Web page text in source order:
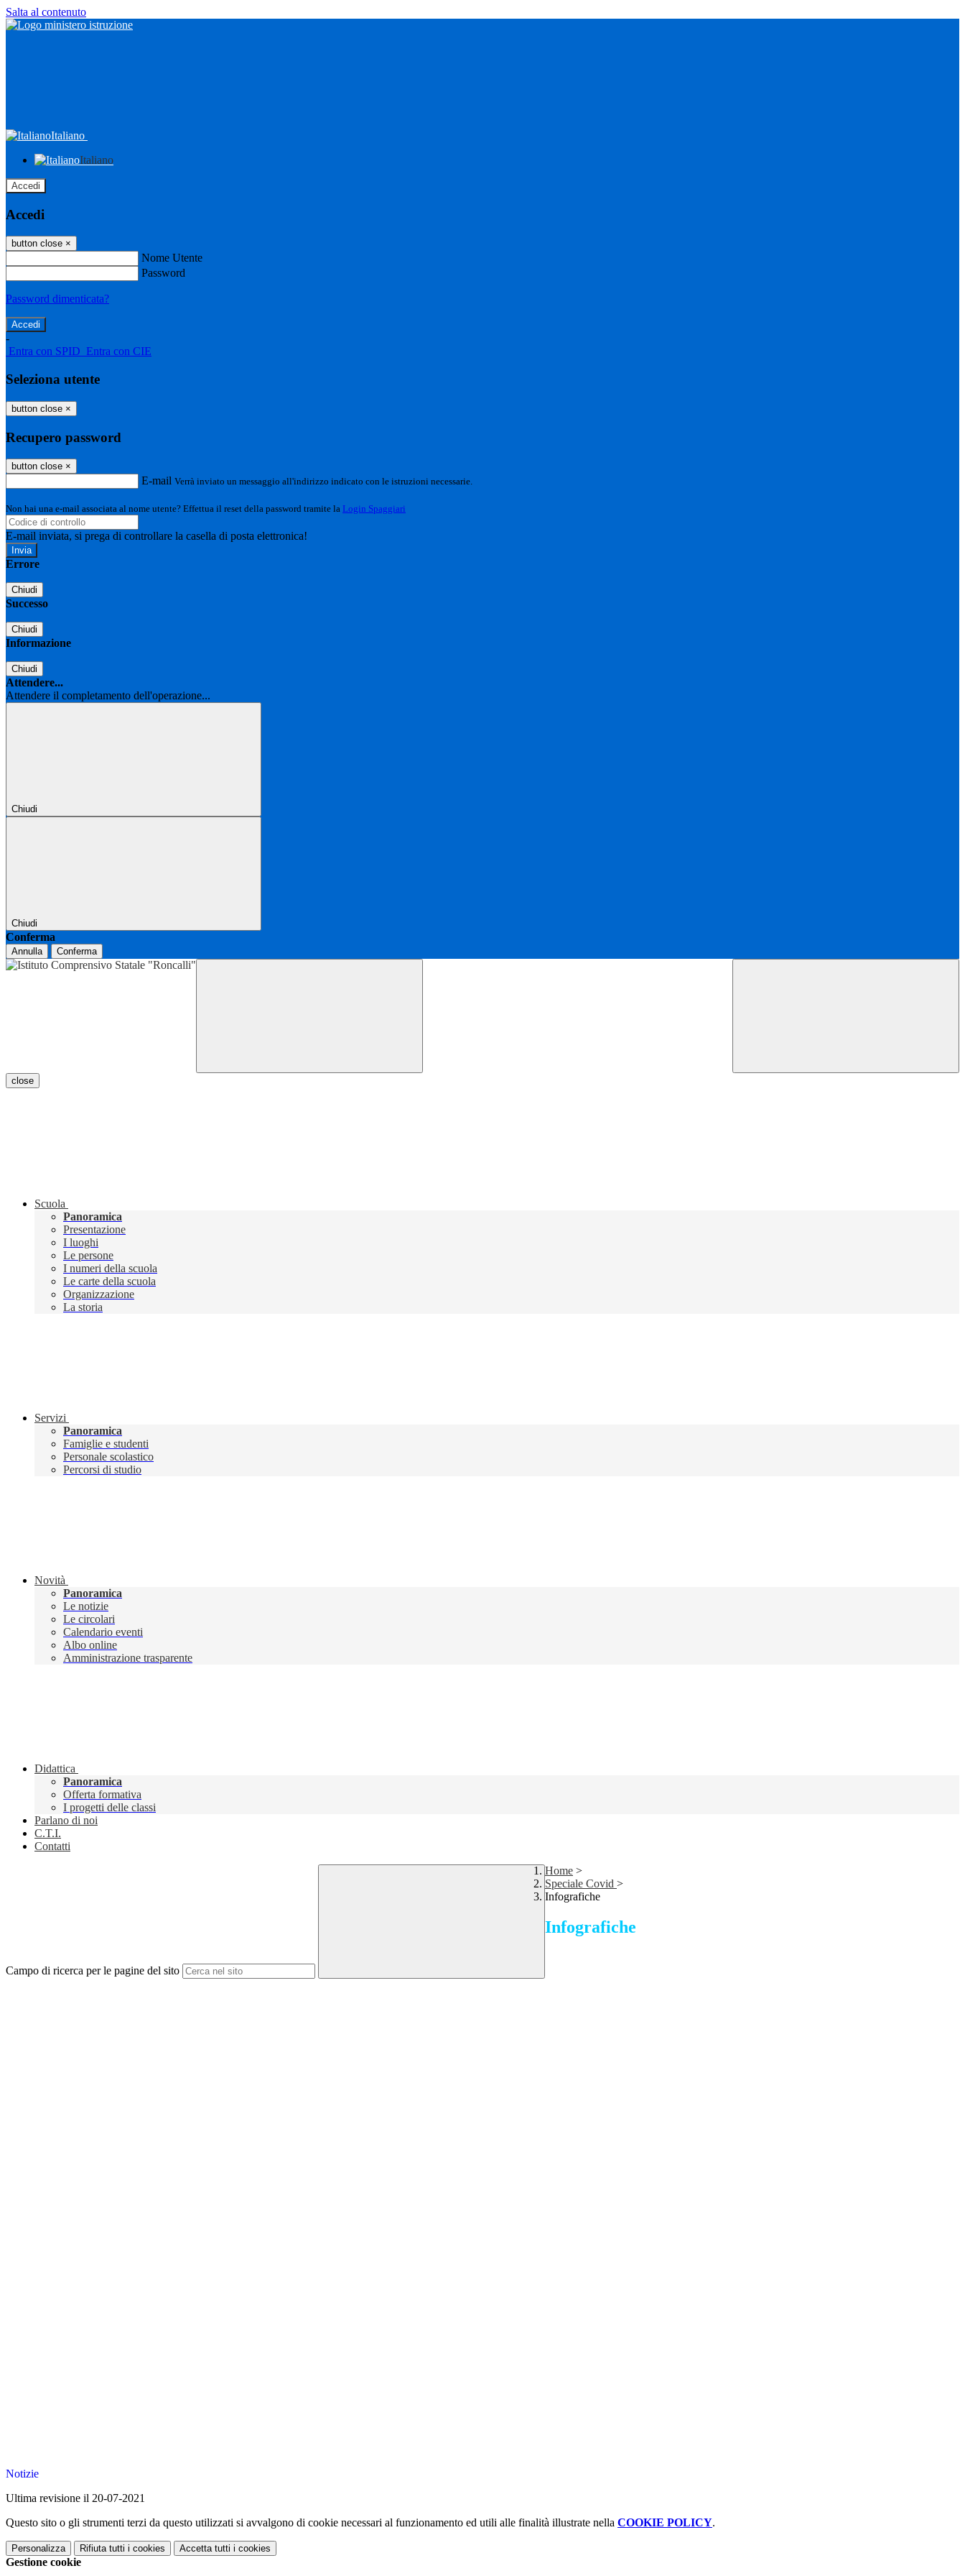
Salta al contenuto
Italiano
Italiano
Accedi
Accedi
button close ×
Nome Utente
Password
Password dimenticata?
-
Entra con SPID Entra con CIE
Seleziona utente
button close ×
Recupero password
button close ×
E-mail Verrà inviato un messaggio all'indirizzo indicato con le istruzioni necessarie.
Non hai una e-mail associata al nome utente? Effettua il reset della password tramite la Login Spaggiari
E-mail inviata, si prega di controllare la casella di posta elettronica!
Errore
Chiudi
Successo
Chiudi
Informazione
Chiudi
Attendere...
Attendere il completamento dell'operazione...
Chiudi
Chiudi
Conferma
Annulla Conferma
close
Scuola
Panoramica
Presentazione
I luoghi
Le persone
I numeri della scuola
Le carte della scuola
Organizzazione
La storia
Servizi
Panoramica
Famiglie e studenti
Personale scolastico
Percorsi di studio
Novità
Panoramica
Le notizie
Le circolari
Calendario eventi
Albo online
Amministrazione trasparente
Didattica
Panoramica
Offerta formativa
I progetti delle classi
Parlano di noi
C.T.I.
Contatti
Campo di ricerca per le pagine del sito
Home >
Speciale Covid >
Infografiche
Infografiche
Notizie
Ultima revisione il 20-07-2021
Questo sito o gli strumenti terzi da questo utilizzati si avvalgono di cookie necessari al funzionamento ed utili alle finalità illustrate nella COOKIE POLICY.
Personalizza Rifiuta tutti i cookies Accetta tutti i cookies
Gestione cookie